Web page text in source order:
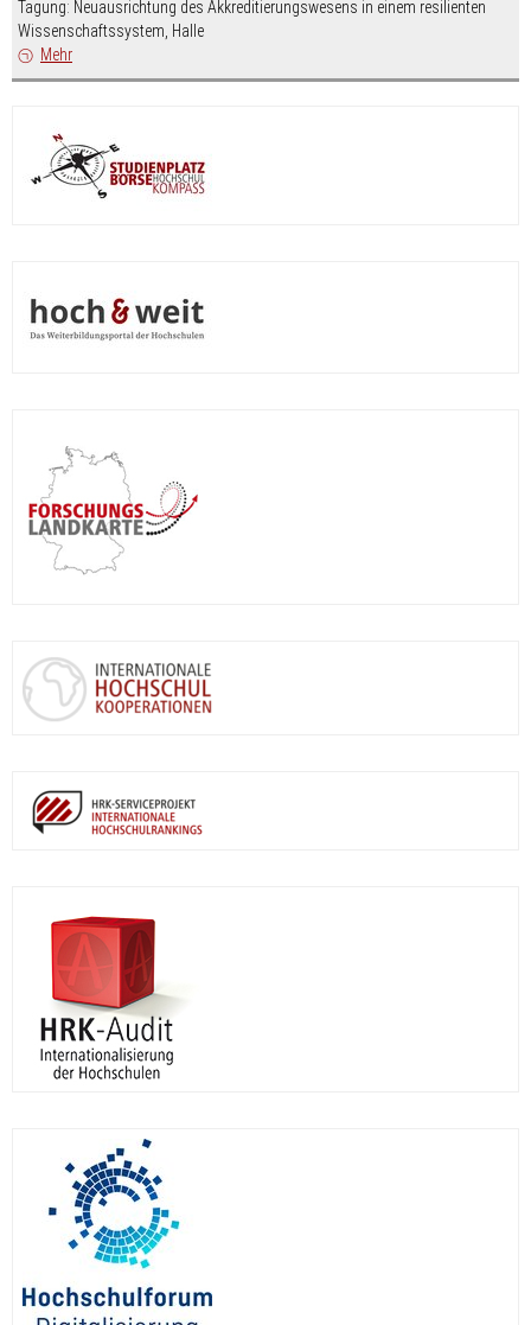
Tagung: Neuausrichtung des Akkreditierungswesens in einem resilienten
Wissenschaftssystem, Halle
Mehr